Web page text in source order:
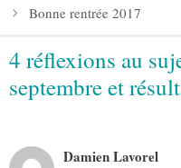
Bonne rentrée 2017
4 réflexions au
septembre et
Damien Lavorel